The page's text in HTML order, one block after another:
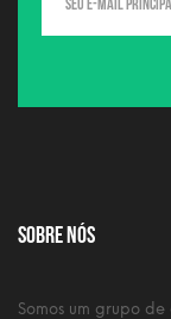
Sobre nós
Somos um grupo